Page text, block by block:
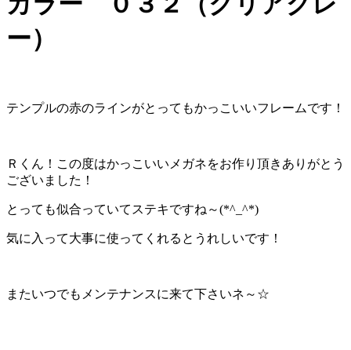
ー）
テンプルの赤のラインがとってもかっこいいフレームです！
Ｒくん！この度はかっこいいメガネをお作り頂きありがとう
ございました！
とっても似合っていてステキですね～(*^_^*)
気に入って大事に使ってくれるとうれしいです！
またいつでもメンテナンスに来て下さいネ～☆